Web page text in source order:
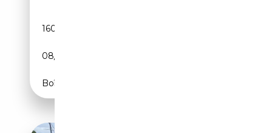
160 824 km
08/2012
Boîte automatique